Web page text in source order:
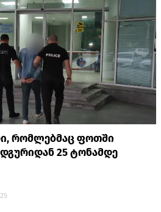
რომლებმაც ფოთში
25 ტონამდე